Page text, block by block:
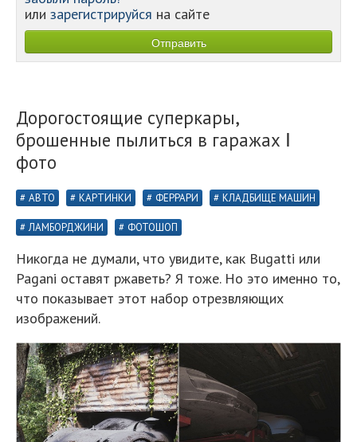
или зарегистрируйся на сайте
Дорогостоящие суперкары,
брошенные пылиться в гаражах Ⅰ
фото
АВТО КАРТИНКИ ФЕРРАРИ КЛАДБИЩЕ МАШИН
ЛАМБОРДЖИНИ ФОТОШОП
Никогда не думали, что увидите, как Bugatti или
Pagani оставят ржаветь? Я тоже. Но это именно то,
что показывает этот набор отрезвляющих
изображений.